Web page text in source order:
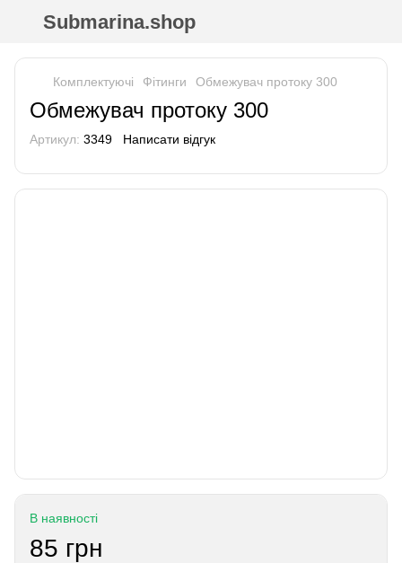
Submarina.shop
Комплектуючі Фітинги Обмежувач протоку 300
Обмежувач протоку 300
Артикул: 3349 Написати відгук
В наявності
85 грн